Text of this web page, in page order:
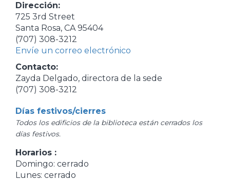
Dirección:
725 3rd Street
Santa Rosa, CA 95404
(707) 308-3212
Envíe un correo electrónico
Contacto:
Zayda Delgado, directora de la sede
(707) 308-3212
Días festivos/cierres
Todos los edificios de la biblioteca están cerrados los
días festivos.
Horarios :
Domingo: cerrado
Lunes: cerrado